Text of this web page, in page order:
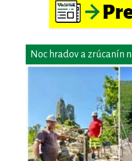
Noc hradov a zrúcanín